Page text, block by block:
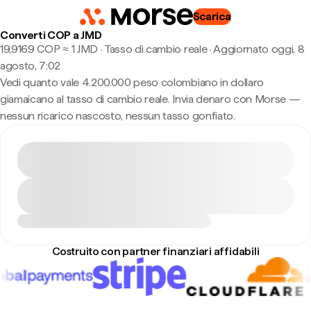
Scarica
Converti COP a JMD
19,9169 COP ≈ 1 JMD · Tasso di cambio reale·Aggiornato oggi, 8
agosto, 7:02
Vedi quanto vale 4.200.000 peso colombiano in dollaro
giamaicano al tasso di cambio reale. Invia denaro con Morse —
nessun ricarico nascosto, nessun tasso gonfiato.
Costruito con partner finanziari affidabili